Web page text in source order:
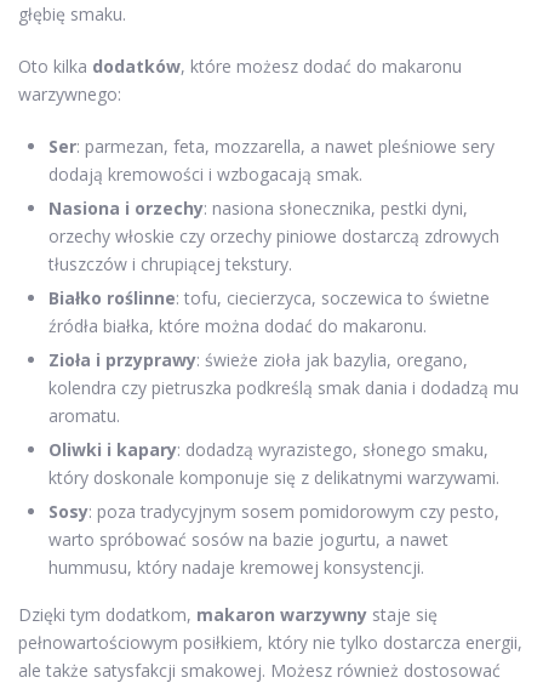
głębię smaku.
Oto kilka dodatków, które możesz dodać do makaronu
warzywnego:
Ser: parmezan, feta, mozzarella, a nawet pleśniowe sery
dodają kremowości i wzbogacają smak.
Nasiona i orzechy: nasiona słonecznika, pestki dyni,
orzechy włoskie czy orzechy piniowe dostarczą zdrowych
tłuszczów i chrupiącej tekstury.
Białko roślinne: tofu, ciecierzyca, soczewica to świetne
źródła białka, które można dodać do makaronu.
Zioła i przyprawy: świeże zioła jak bazylia, oregano,
kolendra czy pietruszka podkreślą smak dania i dodadzą mu
aromatu.
Oliwki i kapary: dodadzą wyrazistego, słonego smaku,
który doskonale komponuje się z delikatnymi warzywami.
Sosy: poza tradycyjnym sosem pomidorowym czy pesto,
warto spróbować sosów na bazie jogurtu, a nawet
hummusu, który nadaje kremowej konsystencji.
Dzięki tym dodatkom, makaron warzywny staje się
pełnowartościowym posiłkiem, który nie tylko dostarcza energii,
ale także satysfakcji smakowej. Możesz również dostosować